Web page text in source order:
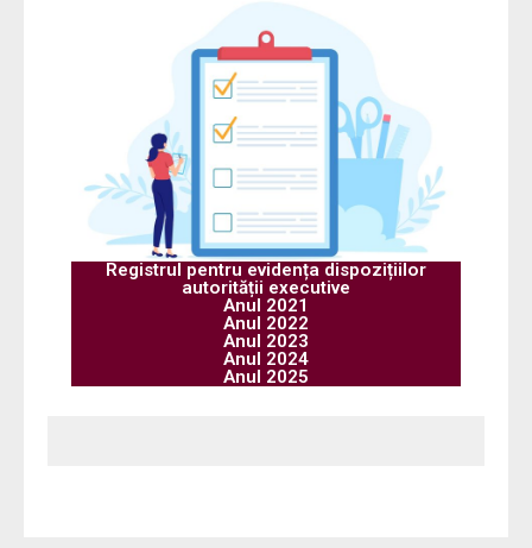
Registrul pentru evidența dispozițiilor
autorității executive
Anul 2021
Anul 2022
Anul 2023
Anul 2024
Anul 2025